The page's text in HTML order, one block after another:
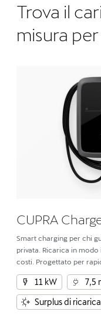
Trova il
misura
CUPRA
Smart charging per chi
privata. Ricarica in
costi. Progettato per
integrazione perfetta tra
11 kW
7,5
Surplus di